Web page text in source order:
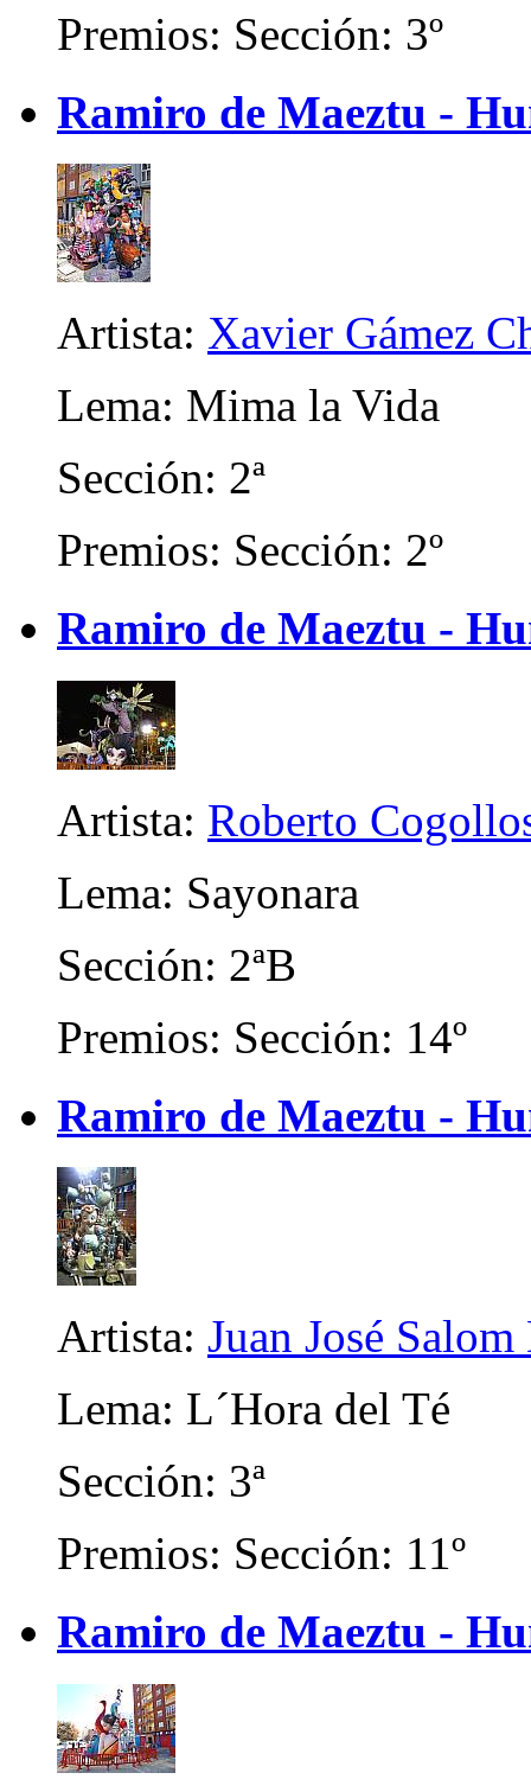
Premios: Sección: 3º
Ramiro de Maeztu -
Artista: Xavier Gámez
Lema: Mima la Vida
Sección: 2ª
Premios: Sección: 2º
Ramiro de Maeztu -
Artista: Roberto
Lema: Sayonara
Sección: 2ªB
Premios: Sección: 14º
Ramiro de Maeztu -
Artista: Juan José
Lema: L´Hora del Té
Sección: 3ª
Premios: Sección: 11º
Ramiro de Maeztu -